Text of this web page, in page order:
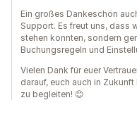
Ein großes Dankeschön
Support. Es freut uns, dass
stehen konnten, sondern
Buchungsregeln und
Vielen Dank für euer
darauf, euch auch in
zu begleiten! 😊